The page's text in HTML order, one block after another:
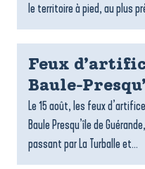
le territoire à pied, au plus
Feux
Baule-
Le 15 août, les feux
Baule Presqu’île de
passant par La Turballe et...